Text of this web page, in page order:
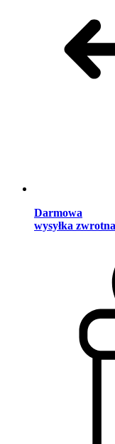
Darmowa
wysyłka zwrotna